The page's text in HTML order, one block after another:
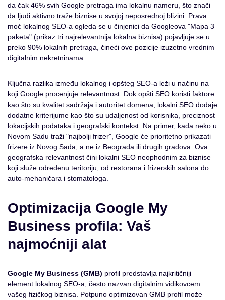
da čak 46% svih Google pretraga ima lokalnu nameru, što znači
da ljudi aktivno traže biznise u svojoj neposrednoj blizini. Prava
moć lokalnog SEO-a ogleda se u činjenici da Googleova "Mapa 3
paketa" (prikaz tri najrelevantnija lokalna biznisa) pojavljuje se u
preko 90% lokalnih pretraga, čineći ove pozicije izuzetno vrednim
digitalnim nekretninama.
Ključna razlika između lokalnog i opšteg SEO-a leži u načinu na
koji Google procenjuje relevantnost. Dok opšti SEO koristi faktore
kao što su kvalitet sadržaja i autoritet domena, lokalni SEO dodaje
dodatne kriterijume kao što su udaljenost od korisnika, preciznost
lokacijskih podataka i geografski kontekst. Na primer, kada neko u
Novom Sadu traži "najbolji frizer", Google će prioritetno prikazati
frizere iz Novog Sada, a ne iz Beograda ili drugih gradova. Ova
geografska relevantnost čini lokalni SEO neophodnim za biznise
koji služe određenu teritoriju, od restorana i frizerskih salona do
auto-mehaničara i stomatologa.
Optimizacija Google My
Business profila: Vaš
najmoćniji alat
Google My Business (GMB) profil predstavlja najkritičniji
element lokalnog SEO-a, često nazvan digitalnim vidikovcem
vašeg fizičkog biznisa. Potpuno optimizovan GMB profil može